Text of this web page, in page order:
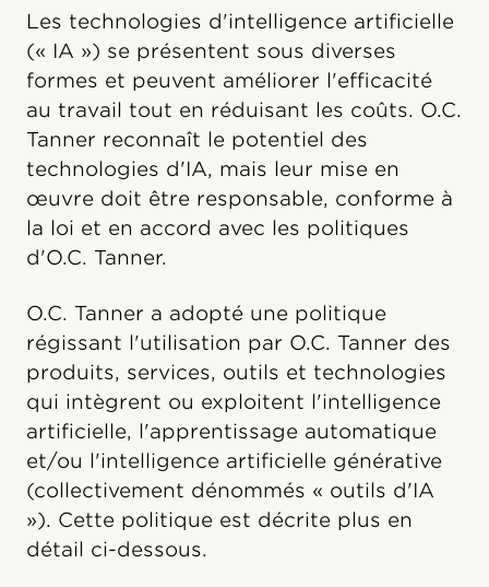
Les technologies d'intelligence artificielle
(« IA ») se présentent sous diverses
formes et peuvent améliorer l'efficacité
au travail tout en réduisant les coûts. O.C.
Tanner reconnaît le potentiel des
technologies d'IA, mais leur mise en
œuvre doit être responsable, conforme à
la loi et en accord avec les politiques
d'O.C. Tanner.
O.C. Tanner a adopté une politique
régissant l'utilisation par O.C. Tanner des
produits, services, outils et technologies
qui intègrent ou exploitent l'intelligence
artificielle, l'apprentissage automatique
et/ou l'intelligence artificielle générative
(collectivement dénommés « outils d'IA
»). Cette politique est décrite plus en
détail ci-dessous.